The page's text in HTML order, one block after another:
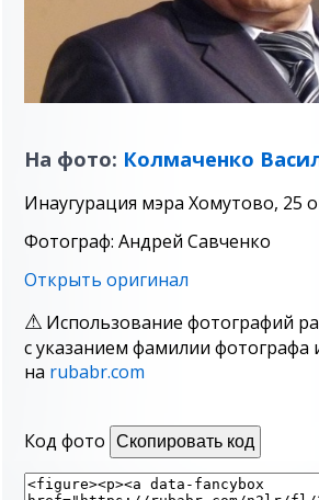
На фото: Колмаченко
Инаугурация мэра Хомутово, 25
Фотограф: Андрей Савченко
Открыть оригинал
Использование фотографий
с указанием фамилии фотографа
на rubabr.com
Код фото Скопировать код